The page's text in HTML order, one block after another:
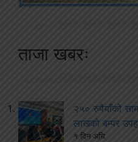
ताजा खबरः
२५० रुपैयाँको
लाखको बम्पर
१ दिन अघि